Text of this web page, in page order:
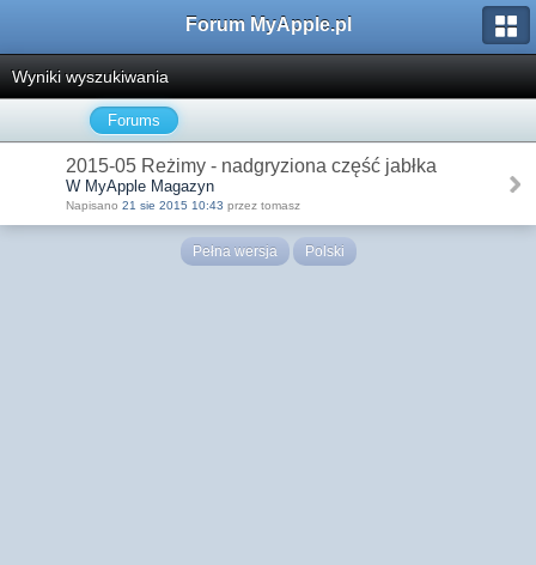
Forum MyApple.pl
Wyniki wyszukiwania
Forums
2015-05 Reżimy - nadgryziona część jabłka
W MyApple Magazyn
Napisano 21 sie 2015 10:43 przez tomasz
Pełna wersja Polski